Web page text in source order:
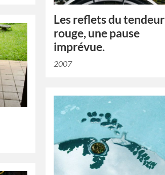
Les reflets du tendeur
rouge, une pause
imprévue.
2007